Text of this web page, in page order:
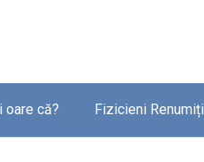
oare că? Fizicieni Renumiți